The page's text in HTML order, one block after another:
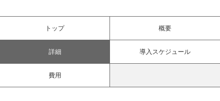
トップ 概要
詳細 導入スケジュール
費用